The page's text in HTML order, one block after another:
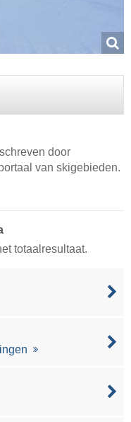
door
van skigebieden.
totaalresultaat.